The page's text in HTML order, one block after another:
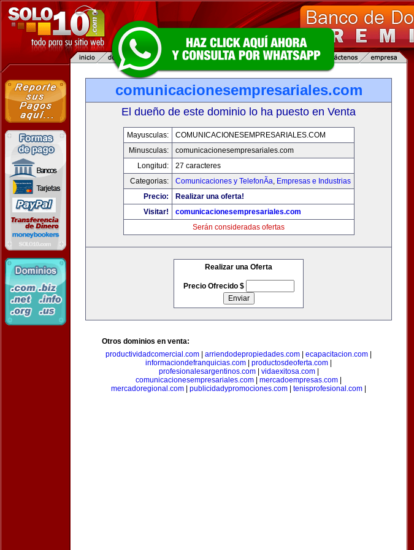
comunicacionesempresariales.com
El dueño de este dominio lo ha puesto en Venta
Mayusculas:
COMUNICACIONESEMPRESARIALES.COM
Minusculas:
comunicacionesempresariales.com
Longitud:
27 caracteres
Categorias:
Comunicaciones y TelefonÃ­a, Empresas e Industrias
Precio:
Realizar una oferta!
Visitar!
comunicacionesempresariales.com
Serán consideradas ofertas
Realizar una Oferta
Precio Ofrecido $
Otros dominios en venta:
productividadcomercial.com
arriendodepropiedades.com ecapacitacion.com
informaciondefranquicias.com
productosdeoferta.com
profesionalesargentinos.com| vidaexitosa.com|
comunicacionesempresariales.com
mercadoempresas.com
mercadoregional.com
publicidadypromociones.com tenisprofesional.com